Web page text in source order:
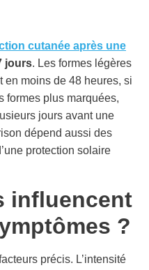
cutanée après une
jours. Les formes légères
en moins de 48 heures, si
formes plus marquées,
jours avant une
dépend aussi des
protection solaire
influencent
?
précis. L’intensité